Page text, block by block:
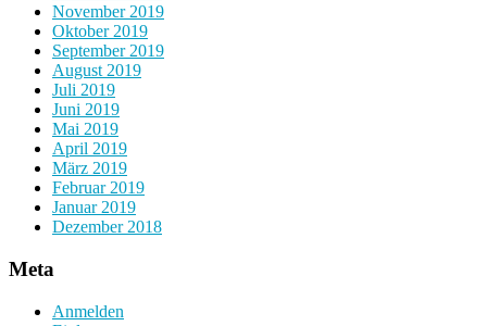
November 2019
Oktober 2019
September 2019
August 2019
Juli 2019
Juni 2019
Mai 2019
April 2019
März 2019
Februar 2019
Januar 2019
Dezember 2018
Meta
Anmelden